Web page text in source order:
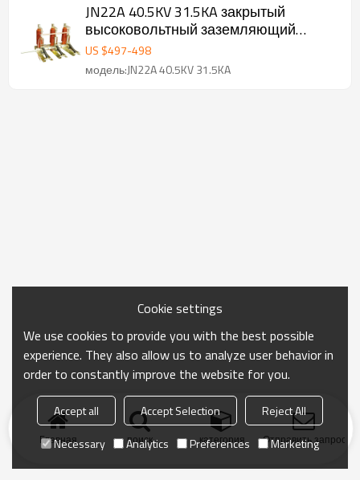
JN22A 40.5KV 31.5KA закрытый
высоковольтный заземляющий
переключатель для
распределительного устройства от
JUCRO Electric
US $497-498
модель:JN22A 40.5KV 31.5KA
Главная поиск категория Отправить запрос
Cookie settings
We use cookies to provide you with the best possible
experience. They also allow us to analyze user behavior in
order to constantly improve the website for you.
Accept all Accept Selection
Reject All
Necessary
Analytics Preferences Marketing